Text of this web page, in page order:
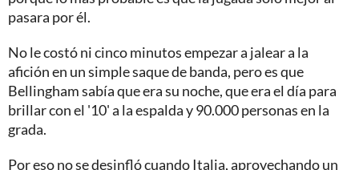
pasara por él.
No le costó ni cinco minutos empezar a jalear a la
afición en un simple saque de banda, pero es que
Bellingham sabía que era su noche, que era el día para
brillar con el '10' a la espalda y 90.000 personas en la
grada.
Por eso no se desinfló cuando Italia, aprovechando un